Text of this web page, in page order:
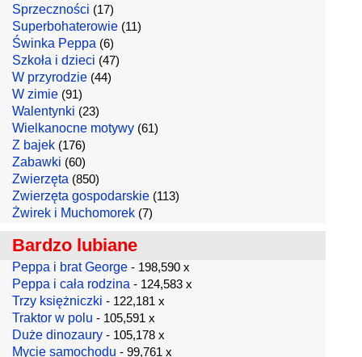
Sprzeczności (17)
Superbohaterowie (11)
Świnka Peppa (6)
Szkoła i dzieci (47)
W przyrodzie (44)
W zimie (91)
Walentynki (23)
Wielkanocne motywy (61)
Z bajek (176)
Zabawki (60)
Zwierzęta (850)
Zwierzęta gospodarskie (113)
Żwirek i Muchomorek (7)
Bardzo lubiane
Peppa i brat George - 198,590 x
Peppa i cała rodzina - 124,583 x
Trzy księżniczki - 122,181 x
Traktor w polu - 105,591 x
Duże dinozaury - 105,178 x
Mycie samochodu - 99,761 x